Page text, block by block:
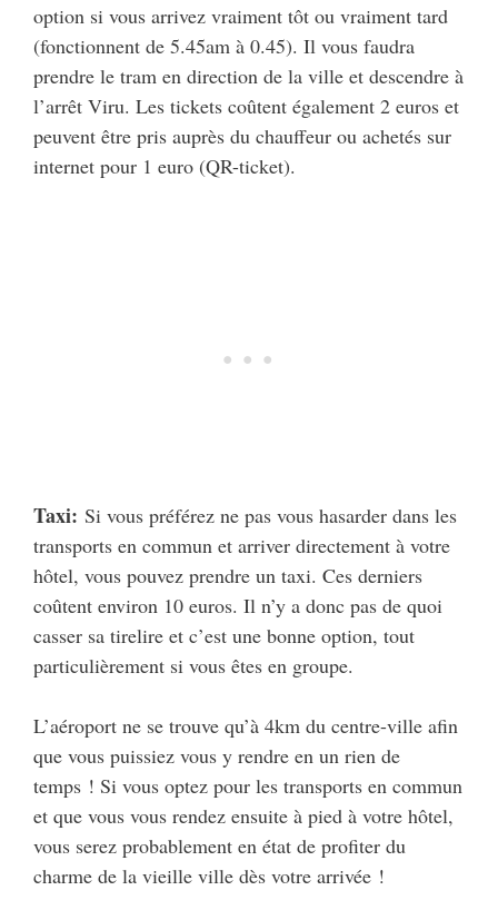
option si vous arrivez vraiment tôt ou vraiment tard
(fonctionnent de 5.45am à 0.45). Il vous faudra
prendre le tram en direction de la ville et descendre à
l’arrêt Viru. Les tickets coûtent également 2 euros et
peuvent être pris auprès du chauffeur ou achetés sur
internet pour 1 euro (QR-ticket).
Taxi: Si vous préférez ne pas vous hasarder dans les
transports en commun et arriver directement à votre
hôtel, vous pouvez prendre un taxi. Ces derniers
coûtent environ 10 euros. Il n’y a donc pas de quoi
casser sa tirelire et c’est une bonne option, tout
particulièrement si vous êtes en groupe.
L’aéroport ne se trouve qu’à 4km du centre-ville afin
que vous puissiez vous y rendre en un rien de
temps ! Si vous optez pour les transports en commun
et que vous vous rendez ensuite à pied à votre hôtel,
vous serez probablement en état de profiter du
charme de la vieille ville dès votre arrivée !